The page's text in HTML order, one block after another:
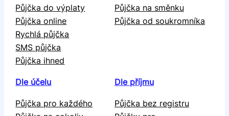
Půjčka do výplaty
Půjčka online
Rychlá půjčka
SMS půjčka
Půjčka ihned
Půjčka na směnku
Půjčka od soukromníka
Dle účelu
Půjčka pro každého
Dle příjmu
Půjčka bez registru